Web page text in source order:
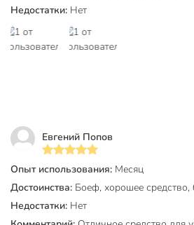
Недостатки: Нет
Евгений Попов
Опыт использования: Месяц
Достоинства: Боеф, хорошее средство,
Недостатки: Нет